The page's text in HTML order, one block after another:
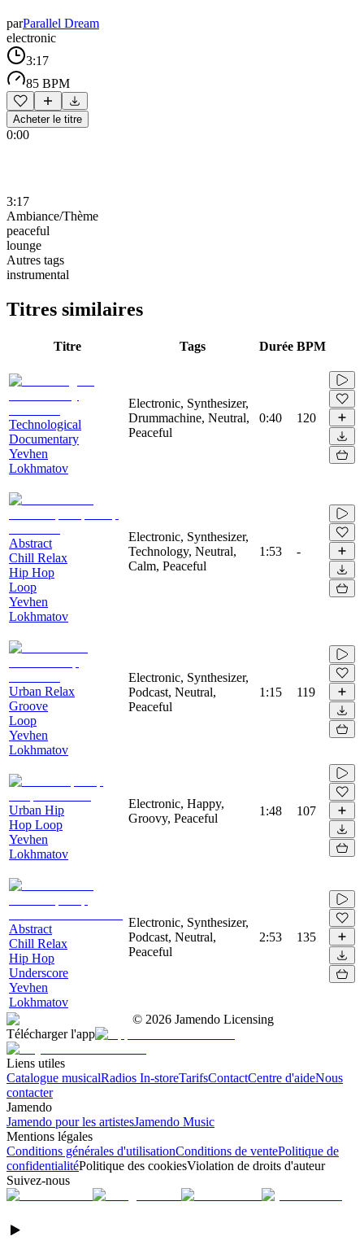
parParallel Dream
electronic
3:17
85 BPM
Acheter le titre
0:00
3:17
Ambiance/Thème
peaceful
lounge
Autres tags
instrumental
Titres similaires
Titre Tags Durée BPM
Technological
Documentary
Yevhen
Lokhmatov
Electronic, Synthesizer,
Drummachine, Neutral,
Peaceful
0:40 120
Abstract
Chill Relax
Hip Hop
Loop
Yevhen
Lokhmatov
Electronic, Synthesizer,
Technology, Neutral,
Calm, Peaceful
1:53 -
Urban Relax
Groove
Loop
Yevhen
Lokhmatov
Electronic, Synthesizer,
Podcast, Neutral,
Peaceful
1:15 119
Urban Hip
Hop Loop
Yevhen
Lokhmatov
Electronic, Happy,
Groovy, Peaceful
1:48 107
Abstract
Chill Relax
Hip Hop
Underscore
Yevhen
Lokhmatov
Electronic, Synthesizer,
Podcast, Neutral,
Peaceful
2:53 135
© 2026 Jamendo Licensing
Télécharger l'app
Liens utiles
Catalogue musicalRadios In-storeTarifsContactCentre d'aideNous
contacter
Jamendo
Jamendo pour les artistesJamendo Music
Mentions légales
Conditions générales d'utilisationConditions de ventePolitique de
confidentialitéPolitique des cookiesViolation de droits d'auteur
Suivez-nous